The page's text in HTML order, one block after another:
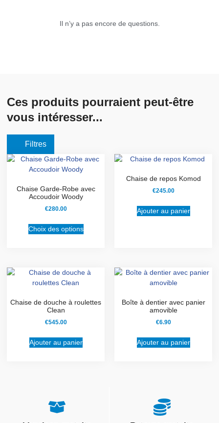
Il n’y a pas encore de questions.
Ces produits pourraient peut-être
vous intéresser...
Filtres
Chaise Garde-Robe avec
Accoudoir Woody
€280.00
Choix des options
Chaise de repos Komod
€245.00
Ajouter au panier
Chaise de douche à roulettes
Clean
€545.00
Ajouter au panier
Boîte à dentier avec panier
amovible
€6.90
Ajouter au panier